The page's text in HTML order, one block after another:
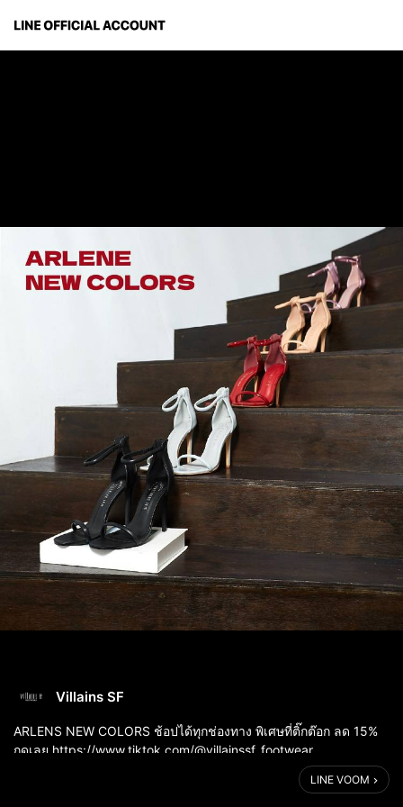
Villains SF
ARLENS NEW COLORS ช้อปได้ทุกช่องทาง พิเศษที่ติ๊กต๊อก ลด 15%
กดเลย https://www.tiktok.com/@villainssf_footwear
LINE VOOM